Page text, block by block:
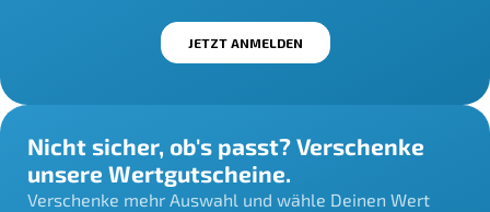
Nicht sicher, ob's passt? Verschenke
unsere Wertgutscheine.
Verschenke mehr Auswahl und wähle Deinen Wert